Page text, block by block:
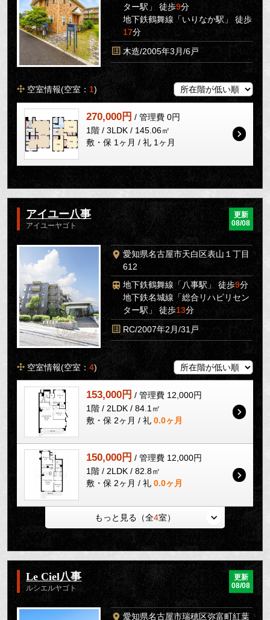
ター駅」 徒歩9分
地下鉄鶴舞線「いりなか駅」 徒歩
17分
木造/2005年3月/6戸
空室情報(空室：1)
270,000円 / 管理費 0円
1階 / 3LDK / 145.06㎡
敷・保 1ヶ月 / 礼 1ヶ月
アイユー八事
アイユーヤゴト
更新
08/08
愛知県名古屋市天白区表山１丁目
612
地下鉄鶴舞線「八事駅」 徒歩9分
地下鉄名城線「総合リハビリセン
ター駅」 徒歩13分
RC/2007年2月/31戸
空室情報(空室：4)
153,000円 / 管理費 12,000円
1階 / 2LDK / 84.1㎡
敷・保 2ヶ月 / 礼 0.0ヶ月
150,000円 / 管理費 12,000円
1階 / 2LDK / 82.8㎡
敷・保 2ヶ月 / 礼 0.0ヶ月
もっと見る（全4室）
Le Ciel八事
ルシエルヤゴト
更新
08/08
愛知県名古屋市瑞穂区弥富町紅葉